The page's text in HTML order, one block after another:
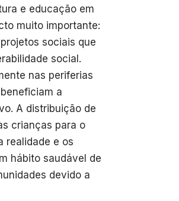
e educação em
muito importante:
sociais que
social.
nas periferias
a
A distribuição de
crianças para o
realidade e os
hábito saudável de
devido a